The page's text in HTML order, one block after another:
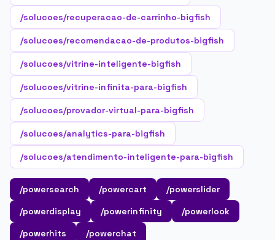
/solucoes/recuperacao-de-carrinho-bigfish
/solucoes/recomendacao-de-produtos-bigfish
/solucoes/vitrine-inteligente-bigfish
/solucoes/vitrine-infinita-para-bigfish
/solucoes/provador-virtual-para-bigfish
/solucoes/analytics-para-bigfish
/solucoes/atendimento-inteligente-para-bigfish
/powersearch /powercart
/powerslider
/powerdisplay
/powerinfinity
/powerlook
/powerhits
/powerchat